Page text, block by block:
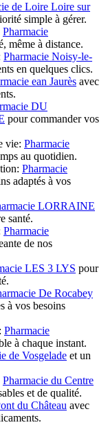
de Loire Loire sur
simple à gérer.
Pharmacie
même à distance.
Pharmacie Noisy-le-
en quelques clics.
ean Jaurès avec
DU
pour commander vos
vie: Pharmacie
au quotidien.
Pharmacie
adaptés à vos
LORRAINE
santé.
Pharmacie
de nos
LES 3 LYS pour
De Rocabey
à vos besoins
Pharmacie
à chaque instant.
de Vosgelade et un
Pharmacie du Centre
et de qualité.
du Château avec